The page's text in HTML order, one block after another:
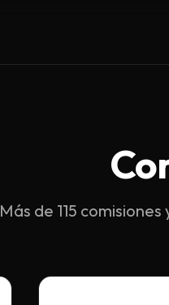
Más de 115